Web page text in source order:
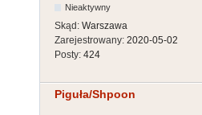
Nieaktywny
Skąd: Warszawa
Zarejestrowany: 2020-05-02
Posty: 424
Piguła/Shpoon